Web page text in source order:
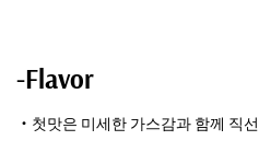
-Flavor
・첫맛은 미세한 가스감과 함께 직